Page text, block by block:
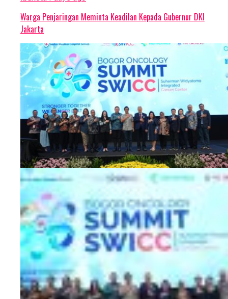
Warga Penjaringan Meminta Keadilan Kepada Gubernur DKI
Jakarta